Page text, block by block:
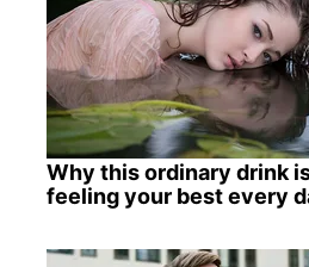
Why this ordinary drink
feeling your best every